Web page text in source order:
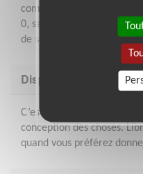
communication avec les
0, savoir utiliser des outils
de se faire comprendre
Disponibilité
C’est flexible ! A vous de
conception des choses.
quand vous préférez